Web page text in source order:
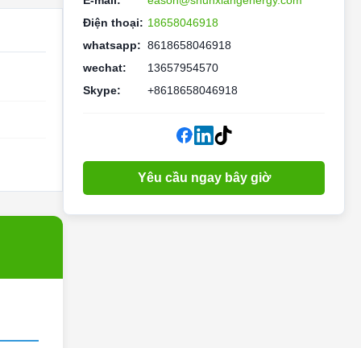
Điện thoại: 18658046918
whatsapp: 8618658046918
wechat:
13657954570
Skype:
+8618658046918
Yêu cầu ngay bây giờ